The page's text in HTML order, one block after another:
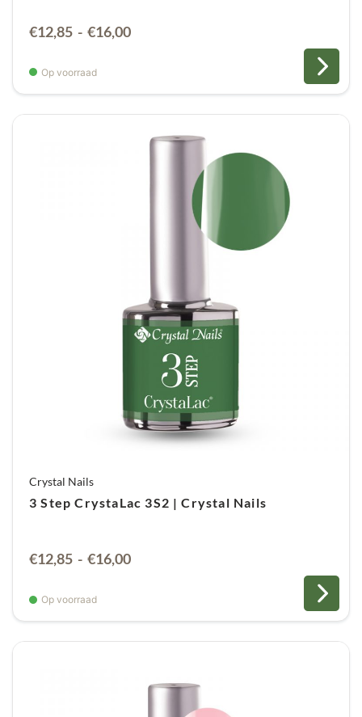
€12,85 - €16,00Prijsklasse:
€16,00
Op voorraad
Crystal Nails
3 Step CrystaLac 3S2 | Crystal Nails
€12,85 - €16,00Prijsklasse:
€16,00
Op voorraad